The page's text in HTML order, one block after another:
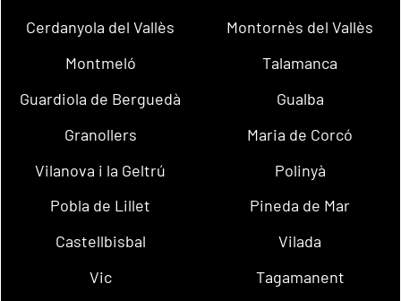
Cerdanyola del Vallès
Montornès del Vallès
Montmeló
Talamanca
Guardiola de Berguedà
Gualba
Granollers
Maria de Corcó
Vilanova i la Geltrú
Polinyà
Pobla de Lillet
Pineda de Mar
Castellbisbal
Vilada
Vic
Tagamanent